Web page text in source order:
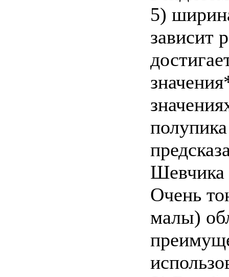
5)
зависит
Очень
малы)